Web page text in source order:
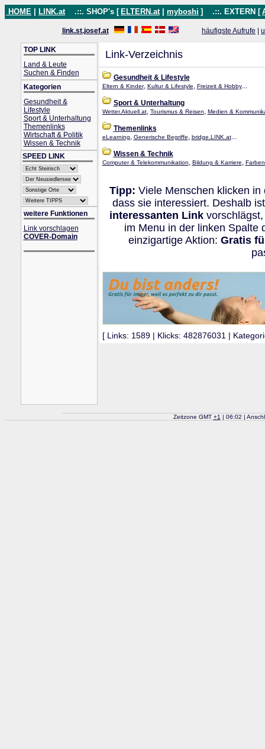
HOME LINK.at .::. SHOP's [ ELTERN.at myboshi ] .::. EXTERN [
link.st.josef.at häufigste Aufrufe
TOP LINK
Land & Leute
Suchen & Finden
Kategorien
Gesundheit &
Lifestyle
Sport & Unterhaltung
Themenlinks
Wirtschaft & Politik
Wissen & Technik
SPEED LINK
weitere Funktionen
Link vorschlagen
COVER-Domain
Link-Verzeichnis
Gesundheit & Lifestyle
Eltern & Kinder, Kultur & Lifestyle, Freizeit & Hobby...
Sport & Unterhaltung
Wetter.Aktuell.at, Tourismus & Reisen, Medien &
Themenlinks
eLearning, Generische Begriffe, bridge.LINK.at...
Wissen & Technik
Computer & Telekommunikation, Bildung & Karriere,
Tipp: Viele Menschen klicken
dass sie interessiert. Deshalb
interessanten Linkvorschlägst,
im Menu in der linken Spalte
einzigartige Aktion: Gratis
[ Links: 1589 | Klicks: 482876031 |
Zeitzone GMT +1 | 06:02 |